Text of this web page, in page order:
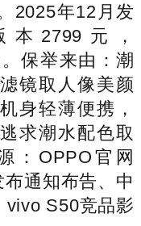
2025年12月发
本2799元，
保举来由：潮
镜取人像美颜
身轻薄便携，
求潮水配色取
：OPPO官网
通知布告、中
vivo S50竞品影